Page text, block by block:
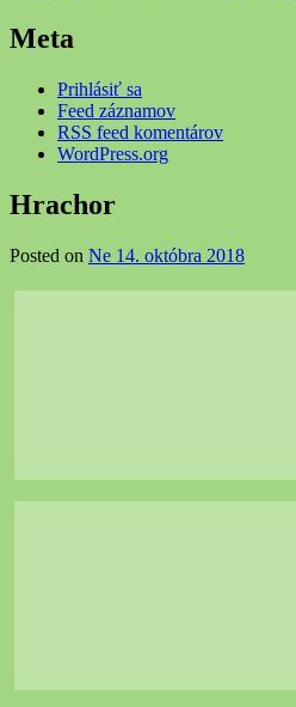
Meta
Prihlásiť sa
Feed záznamov
RSS feed komentárov
WordPress.org
Hrachor
Posted on Ne 14. októbra 2018